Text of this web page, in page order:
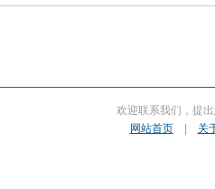
欢迎联系我们，提
网站首页| 关